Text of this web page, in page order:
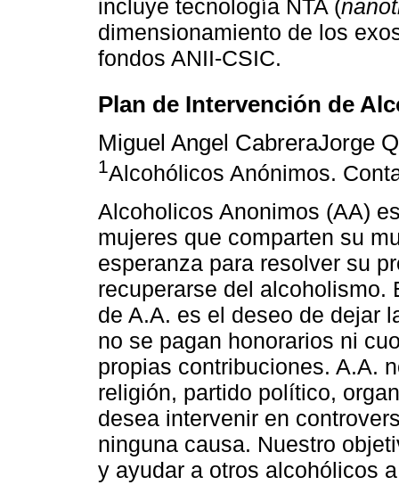
incluye tecnología NTA (
dimensionamiento de los
fondos ANII-CSIC.
Plan de Intervención de
Miguel Angel CabreraJorge
1Alcohólicos Anónimos.
Alcoholicos Anonimos (AA)
mujeres que comparten su
esperanza para resolver su
recuperarse del alcoholismo.
de A.A. es el deseo de dejar
no se pagan honorarios ni
propias contribuciones. A.A.
religión, partido político,
desea intervenir en
ninguna causa. Nuestro
y ayudar a otros alcohólicos